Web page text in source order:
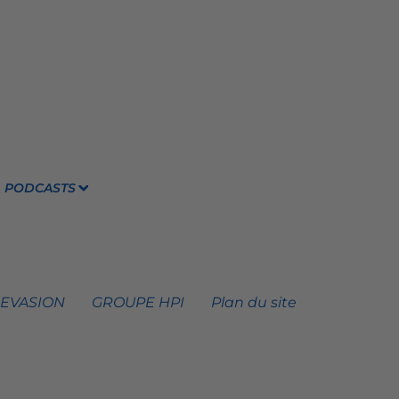
PODCASTS
GROUPE HPI Plan du site